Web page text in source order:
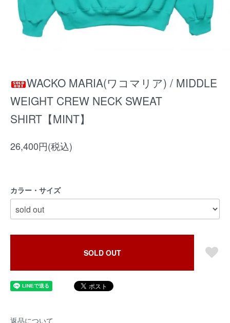
WACKO MARIA(ワコマリア) / MIDDLE
WEIGHT CREW NECK SWEAT
SHIRT【MINT】
26,400円(税込)
カラー・サイズ
SOLD OUT
返品について